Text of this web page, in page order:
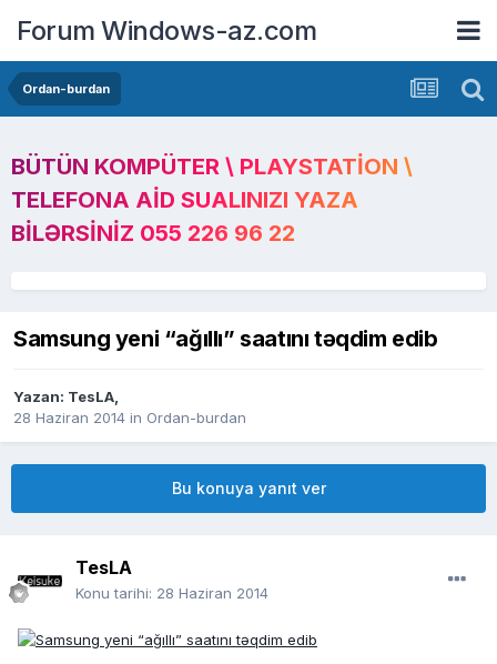
Forum Windows-az.com
Ordan-burdan
BÜTÜN KOMPÜTER \ PLAYSTATION \
TELEFONA AID SUALINIZI YAZA
BILƏRSINIZ 055 226 96 22
Samsung yeni “ağıllı” saatını təqdim edib
Yazan: TesLA,
28 Haziran 2014 in Ordan-burdan
Bu konuya yanıt ver
TesLA
Konu tarihi: 28 Haziran 2014